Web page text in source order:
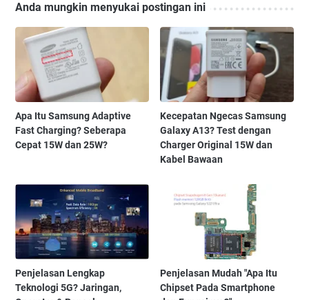
Anda mungkin menyukai postingan ini
Apa Itu Samsung Adaptive
Fast Charging? Seberapa
Cepat 15W dan 25W?
Kecepatan Ngecas Samsung
Galaxy A13? Test dengan
Charger Original 15W dan
Kabel Bawaan
Penjelasan Lengkap
Teknologi 5G? Jaringan,
Penjelasan Mudah "Apa Itu
Chipset Pada Smartphone